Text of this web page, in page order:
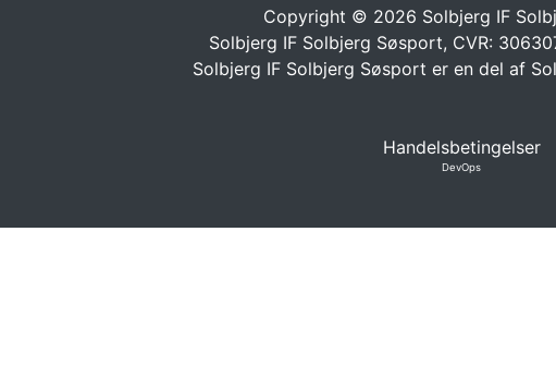
Copyright © 2026 Solbjerg IF
Solbjerg IF Solbjerg Søsport, CVR:
Solbjerg IF Solbjerg Søsport er en del af
Handelsbetingelser
DevOps